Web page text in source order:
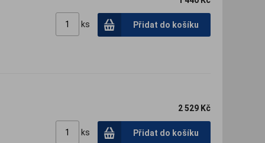
ks Přidat do košíku
2 529 Kč
ks Přidat do košíku